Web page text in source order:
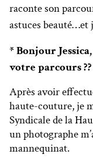
raconte son
astuces beauté…et
* Bonjour
votre parcours ??
Après avoir
haute-couture, je
Syndicale de la
un photographe
mannequinat.